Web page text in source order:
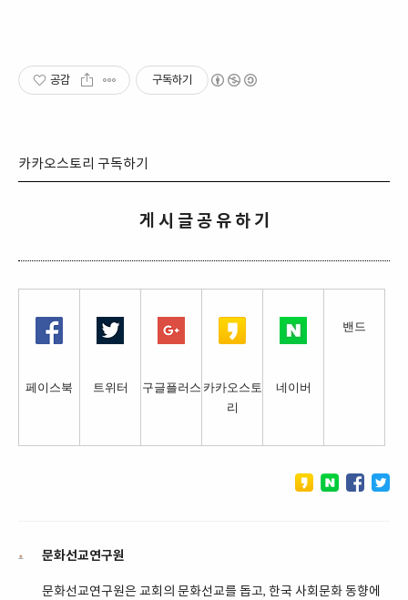
공감 구독하기
카카오스토리 구독하기
게 시 글 공 유 하 기
페이스북 트위터 구글플러스 카카오스토
리
네이버
밴드
문화선교연구원
문화선교연구원은 교회의 문화선교를 돕고, 한국 사회문화 동향에